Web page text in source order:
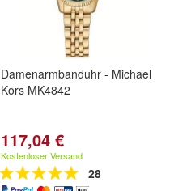
Damenarmbanduhr - Michael
Kors MK4842
117,04 €
Kostenloser Versand
28